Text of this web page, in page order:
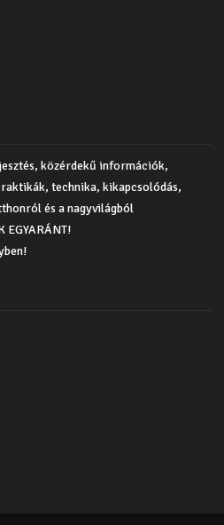
közérdekű információk,
technika, kikapcsolódás,
és a nagyvilágból
EGYARÁNT!